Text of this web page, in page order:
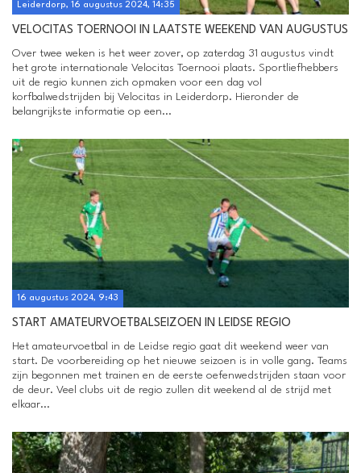
Leiderdorp, 16 augustus 2024, 14:35
VELOCITAS TOERNOOI IN LAATSTE WEEKEND VAN AUGUSTUS
Over twee weken is het weer zover, op zaterdag 31 augustus vindt
het grote internationale Velocitas Toernooi plaats. Sportliefhebbers
uit de regio kunnen zich opmaken voor een dag vol
korfbalwedstrijden bij Velocitas in Leiderdorp. Hieronder de
belangrijkste informatie op een...
16 augustus 2024, 9:43
START AMATEURVOETBALSEIZOEN IN LEIDSE REGIO
Het amateurvoetbal in de Leidse regio gaat dit weekend weer van
start. De voorbereiding op het nieuwe seizoen is in volle gang. Teams
zijn begonnen met trainen en de eerste oefenwedstrijden staan voor
de deur. Veel clubs uit de regio zullen dit weekend al de strijd met
elkaar...